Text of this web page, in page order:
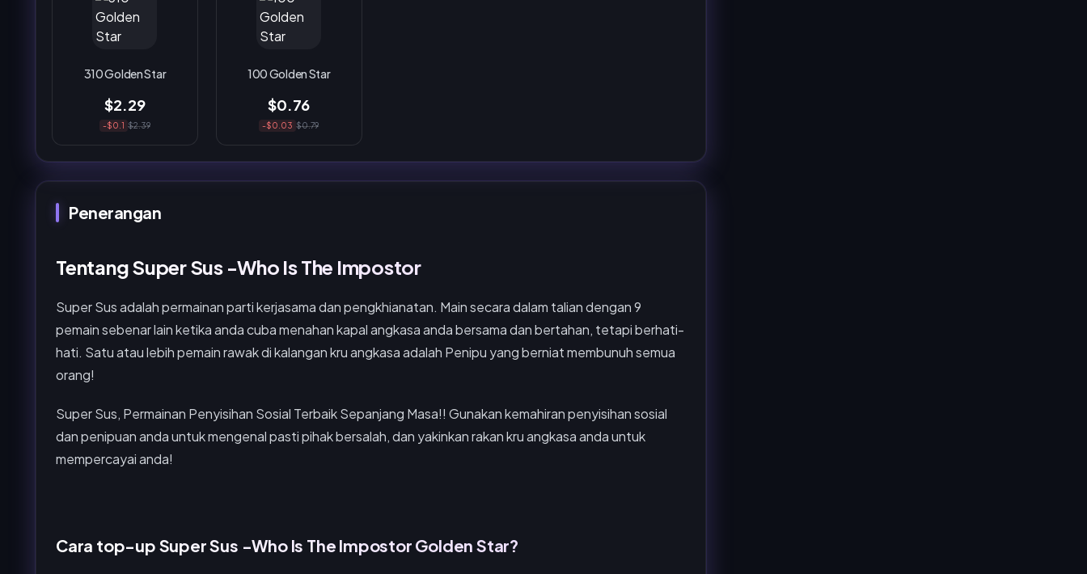
310 Golden Star
$2.29
-$0.1 $2.39
100 Golden Star
$0.76
-$0.03 $0.79
Penerangan
Tentang Super Sus -Who Is The Impostor
Super Sus adalah permainan parti kerjasama dan pengkhianatan. Main secara dalam talian dengan 9
pemain sebenar lain ketika anda cuba menahan kapal angkasa anda bersama dan bertahan, tetapi berhati-
hati. Satu atau lebih pemain rawak di kalangan kru angkasa adalah Penipu yang berniat membunuh semua
orang!
Super Sus, Permainan Penyisihan Sosial Terbaik Sepanjang Masa!! Gunakan kemahiran penyisihan sosial
dan penipuan anda untuk mengenal pasti pihak bersalah, dan yakinkan rakan kru angkasa anda untuk
mempercayai anda!
Cara top-up Super Sus -Who Is The Impostor Golden Star?